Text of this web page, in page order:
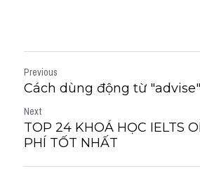
Previous
Cách dùng động từ
Next
TOP 24 KHOÁ HỌC IELTS
PHÍ TỐT NHẤT